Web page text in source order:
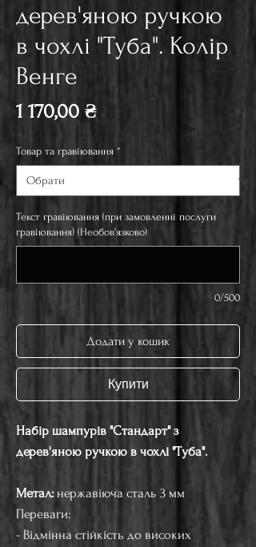
дерев'яною ручкою
в чохлі "Туба". Колір
Венге
1 170,00 ₴Ціна
Товар та гравіювання *
Текст гравіювання (при замовленні послуги
гравіювання) (Необов'язково)
0/500
Додати у кошик
Купити
Набір шампурів "Стандарт" з
дерев'яною ручкою в чохлі "Туба".
Метал: нержавіюча сталь 3 мм
Переваги:
- Відмінна стійкість до високих